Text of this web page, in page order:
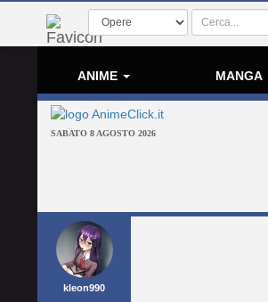
ANIME MANGA
SABATO 8 AGOSTO 2026
kleon990